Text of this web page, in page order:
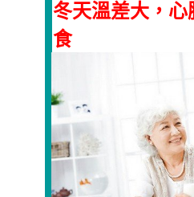
冬天溫差大，心
食